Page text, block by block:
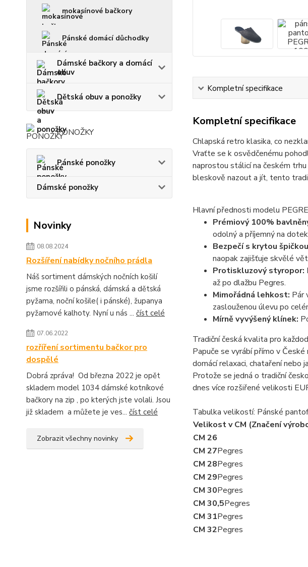
mokasínové bačkory
Pánské domácí důchodky
Dámské bačkory a domácí
obuv
Dětská obuv a ponožky
PONOŽKY
Pánské ponožky
Dámské ponožky
Novinky
08.08.2024
Rozšíření nabídky nočního prádla
Náš sortiment dámských nočních košilí
jsme rozšířili o pánská, dámská a dětská
pyžama, noční košile( i pánské), županya
pyžamové kalhoty. Nyní u nás ... číst celé
07.06.2022
rozříření sortimentu bačkor pro
dospělé
Dobrá zpráva! Od března 2022 je opět
skladem model 1034 dámské kotníkové
bačkory na zip , po kterých jste volali. Jsou
již skladem a můžete je ves... číst celé
Zobrazit všechny novinky
Kompletní specifikace
Kompletní specifikace
Chlapská retro klasika, co
Vraťte se k osvědčenému
naprostou stálicí na českém trhu
bleskově nazout a jít, tento
Hlavní přednosti modelu
Prémiový 100%
odolný a příjemný na
Bezpečí s krytou
naopak zajišťuje skvělé
Protiskluzový styropor:
až po dlažbu Pegres.
Mimořádná lehkost: Pár
zaslouženou úlevu po
Mírně vyvýšený klínek:
Tradiční česká kvalita pro
Papuče se vyrábí přímo v
domácí relaxaci, chataření nebo
Protože se jedná o tradiční
dnes více rozšiřené velikosti
Tabulka velikostí: Pánské
Velikost v CM (Značení
CM 26
CM 27Pegres
CM 28Pegres
CM 29Pegres
CM 30Pegres
CM 30,5Pegres
CM 31Pegres
CM 32Pegres